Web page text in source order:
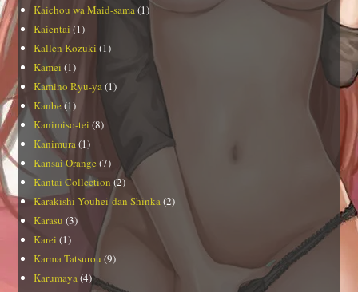
Kaichou wa Maid-sama(1)
Kaientai (1)
Kallen Kozuki (1)
Kamei (1)
Kamino Ryu-ya(1)
Kanbe(1)
Kanimiso-tei (8)
Kanimura(1)
Kansai Orange (7)
Kantai Collection (2)
Karakishi Youhei-dan Shinka(2)
Karasu (3)
Karei (1)
Karma Tatsurou (9)
Karumaya(4)